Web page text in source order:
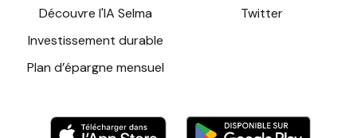
Découvre l'IA Selma
Investissement durable
Plan d’épargne mensuel
Twitter